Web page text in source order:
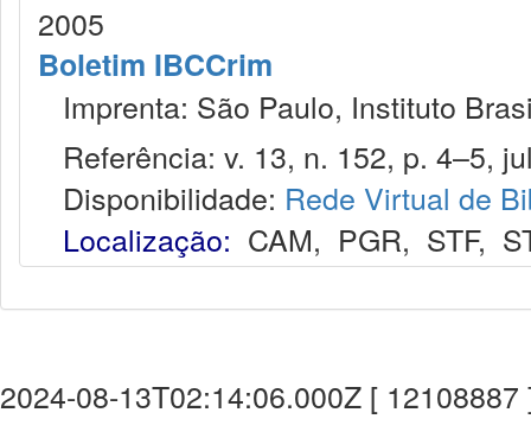
2005
Boletim IBCCrim
Imprenta: São Paulo, Instituto
Referência: v. 13, n. 152, p. 4–5,
Disponibilidade: Rede Virtual de
Localização: CAM, PGR, STF,
2024-08-13T02:14:06.000Z [ 12108887